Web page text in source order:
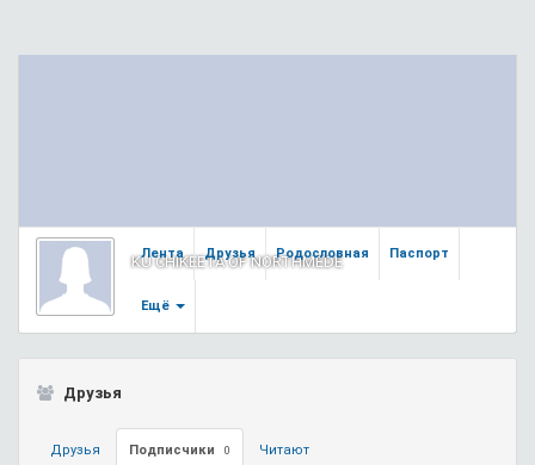
KU CHIKEETA OF NORTHMEDE
Лента Друзья Родословная Паспорт
Ещё
Друзья
Друзья Подписчики 0 Читают